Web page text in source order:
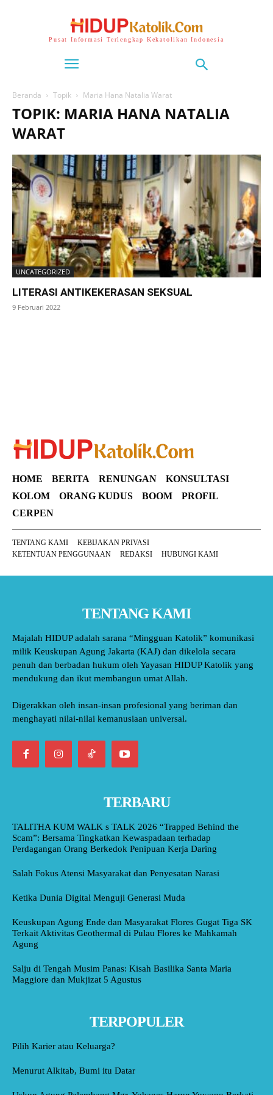
Pusat Informasi Terlengkap Kekatolikan Indonesia
Beranda Topik Maria Hana Natalia Warat
TOPIK: MARIA HANA NATALIA
WARAT
UNCATEGORIZED
LITERASI ANTIKEKERASAN SEKSUAL
9 Februari 2022
HOME BERITA RENUNGAN
KONSULTASI
KOLOM
ORANG KUDUS BOOM
PROFIL
CERPEN
TENTANG KAMI
KEBIJAKAN PRIVASI
KETENTUAN PENGGUNAAN
REDAKSI HUBUNGI KAMI
TENTANG KAMI
Majalah HIDUP adalah sarana “Mingguan Katolik” komunikasi
milik Keuskupan Agung Jakarta (KAJ) dan dikelola secara
penuh dan berbadan hukum oleh Yayasan HIDUP Katolik yang
mendukung dan ikut membangun umat Allah.
Digerakkan oleh insan-insan profesional yang beriman dan
menghayati nilai-nilai kemanusiaan universal.
TERBARU
TALITHA KUM WALK s TALK 2026 “Trapped Behind the
Scam”: Bersama Tingkatkan Kewaspadaan terhadap
Perdagangan Orang Berkedok Penipuan Kerja Daring
Salah Fokus Atensi Masyarakat dan Penyesatan Narasi
Ketika Dunia Digital Menguji Generasi Muda
Keuskupan Agung Ende dan Masyarakat Flores Gugat Tiga SK
Terkait Aktivitas Geothermal di Pulau Flores ke Mahkamah
Agung
Salju di Tengah Musim Panas: Kisah Basilika Santa Maria
Maggiore dan Mukjizat 5 Agustus
TERPOPULER
Pilih Karier atau Keluarga?
Menurut Alkitab, Bumi itu Datar